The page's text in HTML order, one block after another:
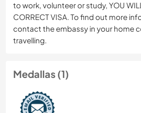
to work, volunteer or study, YOU
CORRECT VISA. To find out more
contact the embassy in your home
travelling.
Medallas (1)